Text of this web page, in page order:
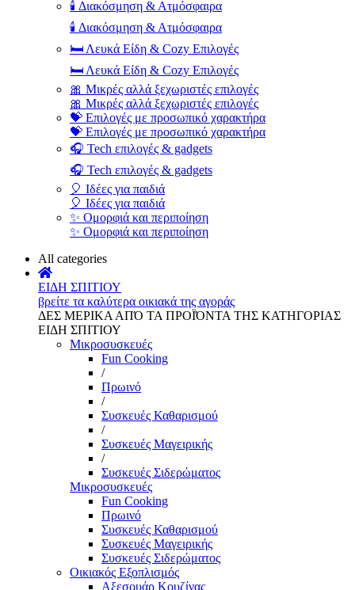
🕯️ Διακόσμηση & Ατμόσφαιρα
🕯️ Διακόσμηση & Ατμόσφαιρα
🛏️ Λευκά Είδη & Cozy Επιλογές
🛏️ Λευκά Είδη & Cozy Επιλογές
🎀 Μικρές αλλά ξεχωριστές επιλογές
🎀 Μικρές αλλά ξεχωριστές επιλογές
💝 Επιλογές με προσωπικό χαρακτήρα
💝 Επιλογές με προσωπικό χαρακτήρα
🎧 Tech επιλογές & gadgets
🎧 Tech επιλογές & gadgets
🎈 Ιδέες για παιδιά
🎈 Ιδέες για παιδιά
✨ Ομορφιά και περιποίηση
✨ Ομορφιά και περιποίηση
All categories
ΕΙΔΗ ΣΠΙΤΙΟΥ
βρείτε τα καλύτερα οικιακά της αγοράς
ΔΕΣ ΜΕΡΙΚΑ ΑΠΌ ΤΑ ΠΡΟΪΌΝΤΑ ΤΗΣ ΚΑΤΗΓΟΡΙΑΣ
ΕΙΔΗ ΣΠΙΤΙΟΥ
Μικροσυσκευές
Fun Cooking
/
Πρωινό
/
Συσκευές Καθαρισμού
/
Συσκευές Μαγειρικής
/
Συσκευές Σιδερώματος
Μικροσυσκευές
Fun Cooking
Πρωινό
Συσκευές Καθαρισμού
Συσκευές Μαγειρικής
Συσκευές Σιδερώματος
Οικιακός Εξοπλισμός
Αξεσουάρ Κουζίνας